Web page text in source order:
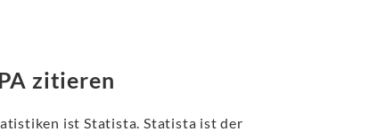
zitieren
ist Statista. Statista ist der